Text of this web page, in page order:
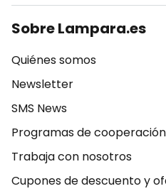
Sobre Lampara.es
Quiénes somos
Newsletter
SMS News
Programas de cooperación
Trabaja con nosotros
Cupones de descuento y